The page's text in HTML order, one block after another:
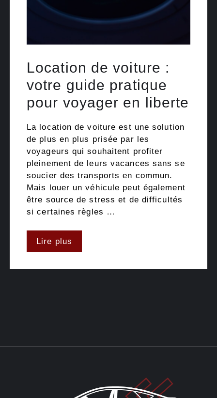
Location de voiture :
votre guide pratique
pour voyager en liberte
La location de voiture est une solution
de plus en plus prisée par les
voyageurs qui souhaitent profiter
pleinement de leurs vacances sans se
soucier des transports en commun.
Mais louer un véhicule peut également
être source de stress et de difficultés
si certaines règles …
Lire plus